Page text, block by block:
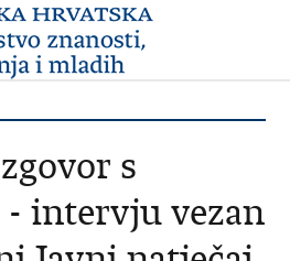
s
intervju vezan